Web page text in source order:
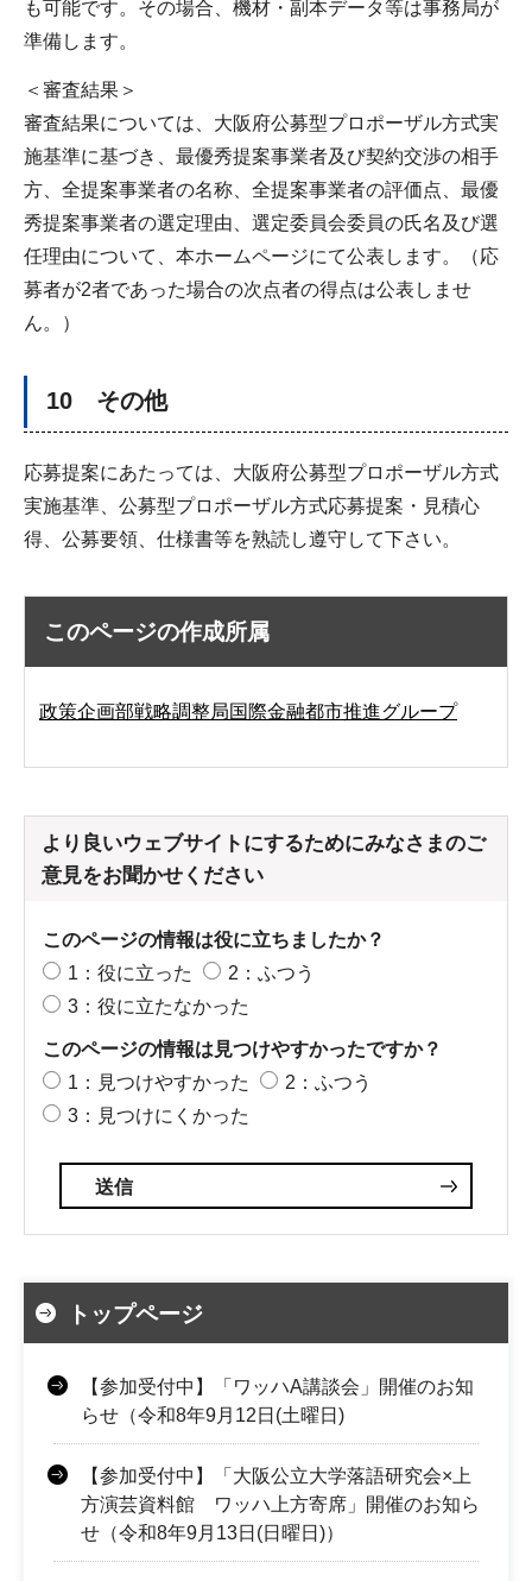
も可能です。その場合、機材・副本データ等は事務局が
準備します。
＜審査結果＞
審査結果については、大阪府公募型プロポーザル方式実
施基準に基づき、最優秀提案事業者及び契約交渉の相手
方、全提案事業者の名称、全提案事業者の評価点、最優
秀提案事業者の選定理由、選定委員会委員の氏名及び選
任理由について、本ホームページにて公表します。（応
募者が2者であった場合の次点者の得点は公表しませ
ん。）
10 その他
応募提案にあたっては、大阪府公募型プロポーザル方式
実施基準、公募型プロポーザル方式応募提案・見積心
得、公募要領、仕様書等を熟読し遵守して下さい。
このページの作成所属
政策企画部戦略調整局国際金融都市推進グループ
より良いウェブサイトにするためにみなさまのご
意見をお聞かせください
このページの情報は役に立ちましたか？
1：役に立った
2：ふつう
3：役に立たなかった
このページの情報は見つけやすかったですか？
1：見つけやすかった
2：ふつう
3：見つけにくかった
トップページ
【参加受付中】「ワッハA講談会」開催のお知
らせ（令和8年9月12日(土曜日)
【参加受付中】「大阪公立大学落語研究会×上
方演芸資料館 ワッハ上方寄席」開催のお知ら
せ（令和8年9月13日(日曜日)）